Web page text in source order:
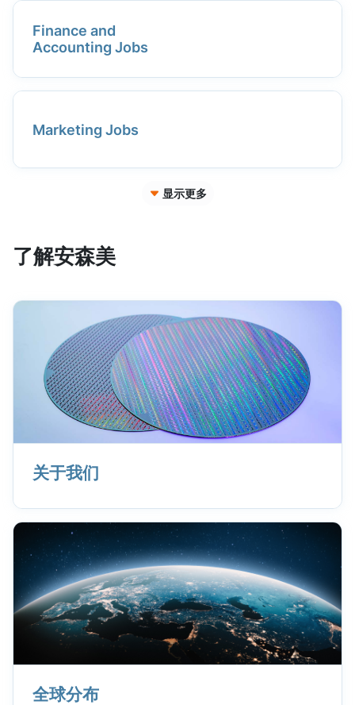
Finance and
Accounting Jobs
Marketing Jobs
显示更多
了解安森美
关于我们
全球分布